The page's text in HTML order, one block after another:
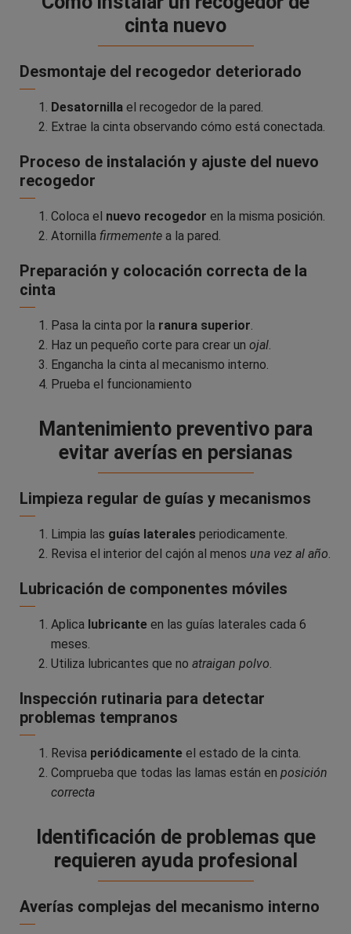
cinta nuevo
Desmontaje del recogedor deteriorado
Desatornilla el recogedor de la pared.
Extrae la cinta observando cómo está conectada.
Proceso de instalación y ajuste del nuevo
recogedor
Coloca el nuevo recogedor en la misma posición.
Atornilla firmemente a la pared.
Preparación y colocación correcta de la
cinta
Pasa la cinta por la ranura superior.
Haz un pequeño corte para crear un ojal.
Engancha la cinta al mecanismo interno.
Prueba el funcionamiento
Mantenimiento preventivo para
evitar averías en persianas
Limpieza regular de guías y mecanismos
Limpia las guías laterales periodicamente.
Revisa el interior del cajón al menos una vez al año.
Lubricación de componentes móviles
Aplica lubricante en las guías laterales cada 6
meses.
Utiliza lubricantes que no atraigan polvo.
Inspección rutinaria para detectar
problemas tempranos
Revisa periódicamente el estado de la cinta.
Comprueba que todas las lamas están en posición
correcta
Identificación de problemas que
requieren ayuda profesional
Averías complejas del mecanismo interno